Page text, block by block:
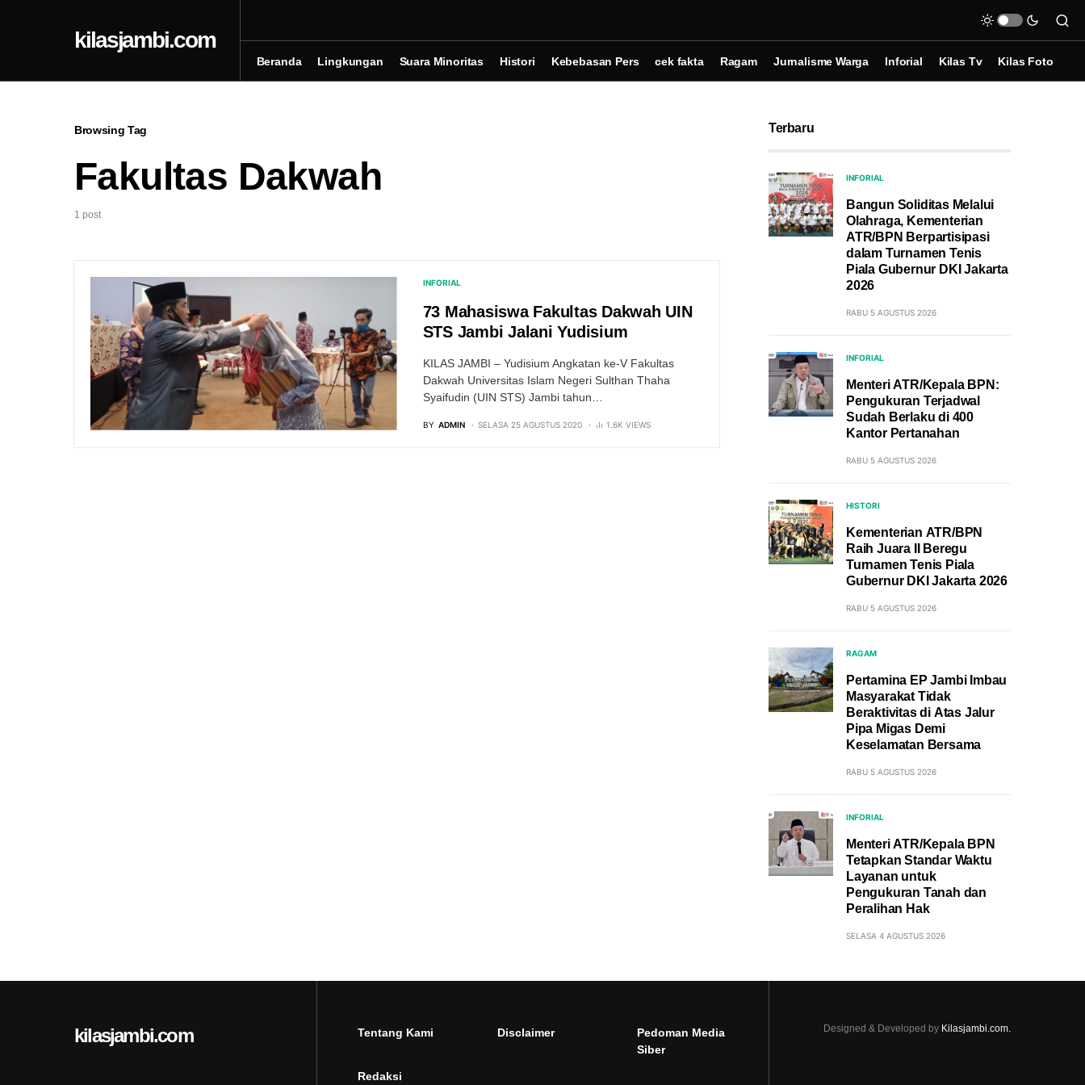
kilasjambi.com
Beranda Lingkungan Suara Minoritas Histori Kebebasan Pers cek fakta Ragam Jurnalisme Warga Inforial Kilas Tv Kilas Foto
Browsing Tag
Fakultas Dakwah
1 post
INFORIAL
73 Mahasiswa Fakultas Dakwah UIN
STS Jambi Jalani Yudisium
KILAS JAMBI – Yudisium Angkatan ke-V Fakultas
Dakwah Universitas Islam Negeri Sulthan Thaha
Syaifudin (UIN STS) Jambi tahun…
BY ADMIN SELASA 25 AGUSTUS 2020 1.6K VIEWS
Terbaru
INFORIAL
Bangun Soliditas Melalui
Olahraga, Kementerian
ATR/BPN Berpartisipasi
dalam Turnamen Tenis
Piala Gubernur DKI Jakarta
2026
RABU 5 AGUSTUS 2026
INFORIAL
Menteri ATR/Kepala BPN:
Pengukuran Terjadwal
Sudah Berlaku di 400
Kantor Pertanahan
RABU 5 AGUSTUS 2026
HISTORI
Kementerian ATR/BPN
Raih Juara II Beregu
Turnamen Tenis Piala
Gubernur DKI Jakarta 2026
RABU 5 AGUSTUS 2026
RAGAM
Pertamina EP Jambi Imbau
Masyarakat Tidak
Beraktivitas di Atas Jalur
Pipa Migas Demi
Keselamatan Bersama
RABU 5 AGUSTUS 2026
INFORIAL
Menteri ATR/Kepala BPN
Tetapkan Standar Waktu
Layanan untuk
Pengukuran Tanah dan
Peralihan Hak
SELASA 4 AGUSTUS 2026
kilasjambi.com Tentang Kami Disclaimer
Pedoman Media
Siber
Redaksi
Designed & Developed by Kilasjambi.com.